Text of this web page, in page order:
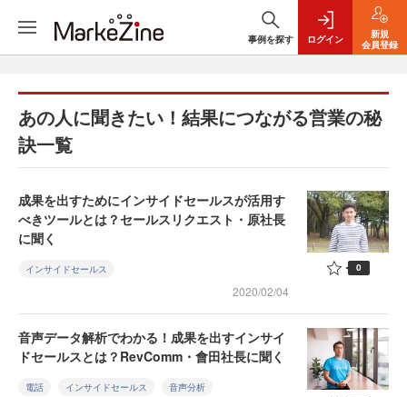
事例を探す ログイン
新規
会員登録
あの人に聞きたい！結果につながる営業の秘
訣一覧
成果を出すためにインサイドセールスが活用す
べきツールとは？セールスリクエスト・原社長
に聞く
インサイドセールス
2020/02/04
0
音声データ解析でわかる！成果を出すインサイ
ドセールスとは？RevComm・會田社長に聞く
電話 インサイドセールス 音声分析